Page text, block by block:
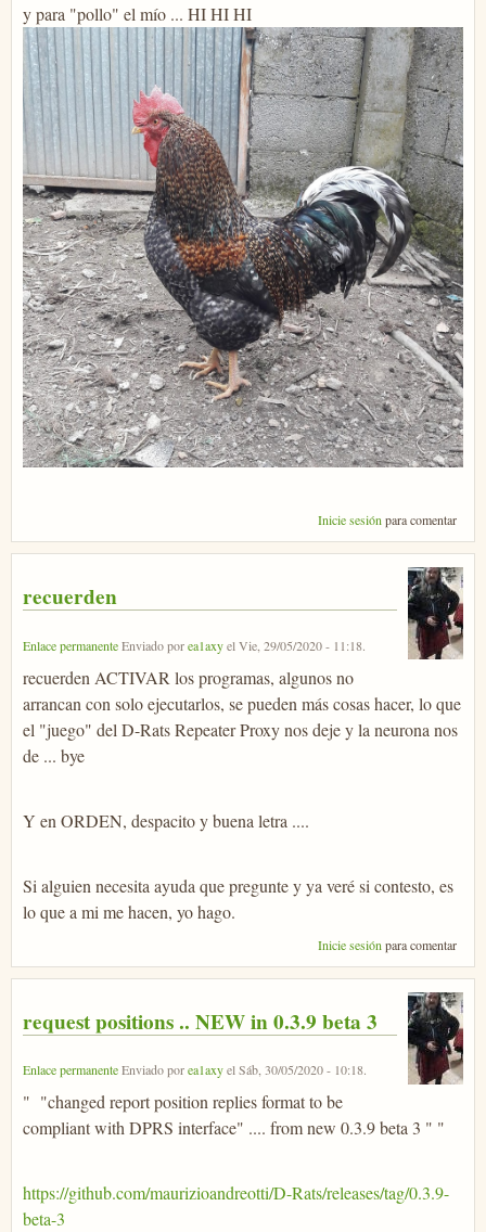
y para "pollo" el mío ... HI HI HI
Inicie sesiónpara comentar
recuerden
Enlace permanenteEnviado porea1axyelVie, 29/05/2020 - 11:18.
recuerden ACTIVAR los programas, algunos no
arrancan con solo ejecutarlos, se pueden más cosas hacer, lo que
el "juego" del D-Rats Repeater Proxy nos deje y la neurona nos
de ... bye
Y en ORDEN, despacito y buena letra ....
Si alguien necesita ayuda que pregunte y ya veré si contesto, es
lo que a mi me hacen, yo hago.
Inicie sesión para comentar
request positions .. NEW in 0.3.9 beta 3
Enlace permanenteEnviado porea1axyelSáb, 30/05/2020 - 10:18.
" "changed report position replies format to be
compliant with DPRS interface" .... from new 0.3.9 beta 3 " "
https://github.com/maurizioandreotti/D-Rats/releases/tag/0.3.9-
beta-3